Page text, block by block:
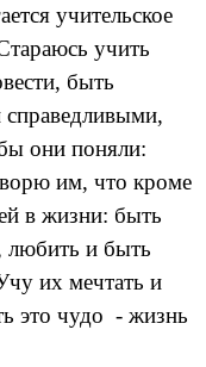
учительское
учить
быть
они поняли:
им, что кроме
в жизни: быть
любить и быть
их мечтать и
это чудо - жизнь